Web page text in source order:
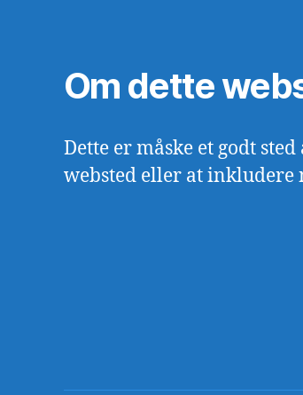
Om dette
Dette er måske et godt
websted eller at inkludere